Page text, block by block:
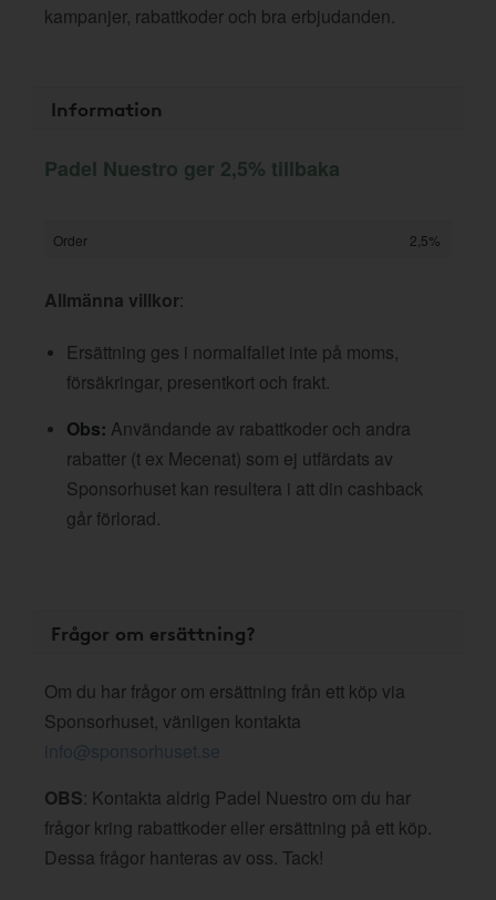
kampanjer, rabattkoder och bra erbjudanden.
Information
Padel Nuestro ger 2,5% tillbaka
Order 2,5%
Allmänna villkor:
Ersättning ges i normalfallet inte på moms,
försäkringar, presentkort och frakt.
Obs: Användande av rabattkoder och andra
rabatter (t ex Mecenat) som ej utfärdats av
Sponsorhuset kan resultera i att din cashback
går förlorad.
Frågor om ersättning?
Om du har frågor om ersättning från ett köp via
Sponsorhuset, vänligen kontakta
info@sponsorhuset.se
OBS: Kontakta aldrig Padel Nuestro om du har
frågor kring rabattkoder eller ersättning på ett köp.
Dessa frågor hanteras av oss. Tack!